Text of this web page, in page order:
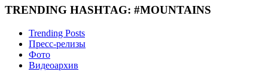
TRENDING HASHTAG: #MOUNTAINS
Trending Posts
Пресс-релизы
Фото
Видеоархив